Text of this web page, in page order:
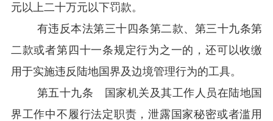
元以上二十万元以下罚款。
有违反本法第三十四条第二款、第三十九条第
二款或者第四十一条规定行为之一的，还可以收缴
用于实施违反陆地国界及边境管理行为的工具。
第五十九条 国家机关及其工作人员在陆地国
界工作中不履行法定职责，泄露国家秘密或者滥用